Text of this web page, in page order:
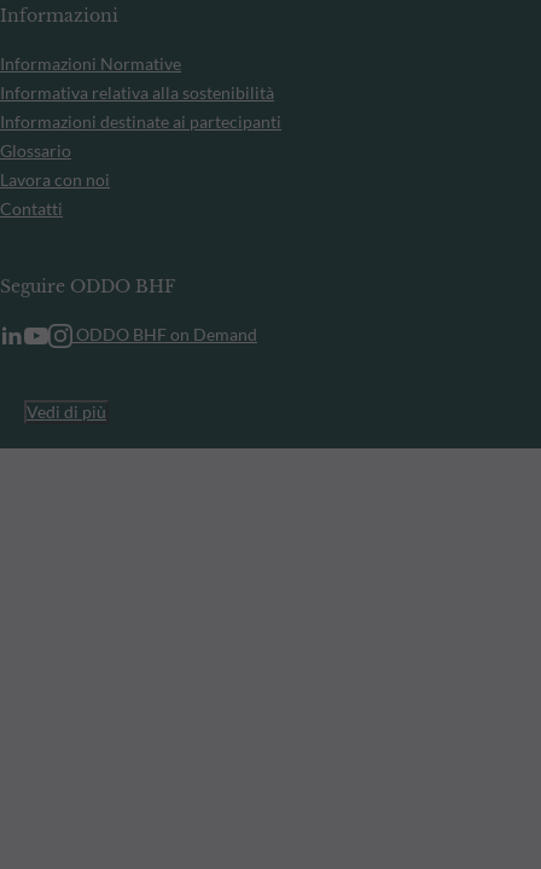
Informazioni
Informazioni Normative
Informativa relativa alla sostenibilità
Informazioni destinate ai partecipanti
Glossario
Lavora con noi
Contatti
Seguire ODDO BHF
ODDO BHF on Demand
Vedi di più